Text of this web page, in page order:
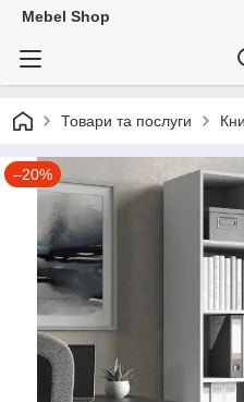
Mebel Shop
Товари та послуги
–20%